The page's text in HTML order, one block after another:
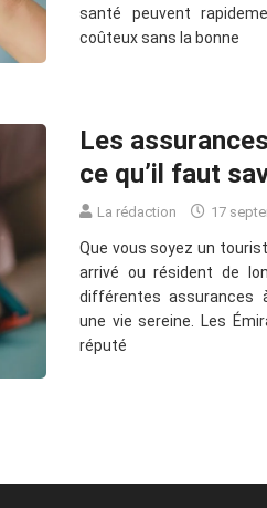
santé peuvent
coûteux sans la bonne
Les
ce qu’il faut
La rédaction 17
Que vous soyez un
arrivé ou résident de
différentes assurances
une vie sereine. Les
réputé